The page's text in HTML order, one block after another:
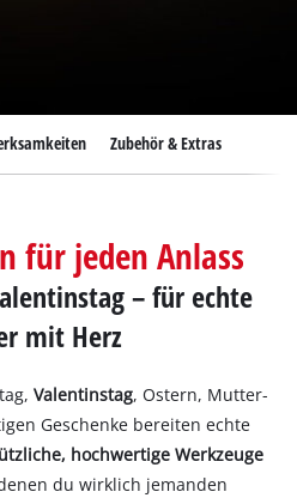
Zubehör & Extras
für jeden Anlass
– für echte
mit Herz
Valentinstag, Ostern, Mutter-
Geschenke bereiten echte
hochwertige Werkzeuge
du wirklich jemanden